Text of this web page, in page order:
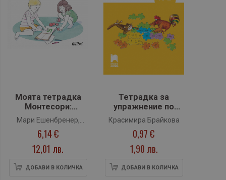
Моята тетрадка
Монтесори:
Откривам числата
+ 3 комплекта
стикери (4 - 6
години)
Мари Ешенбренер,
Сабин Хофман
6,14 €
12,01 лв.
ДОБАВИ В КОЛИЧКА
Тетрадка за
упражнение по
писане №1 за 1.
клас (Просвета
Плюс)
Красимира Брайкова
0,97 €
1,90 лв.
ДОБАВИ В КОЛИЧКА